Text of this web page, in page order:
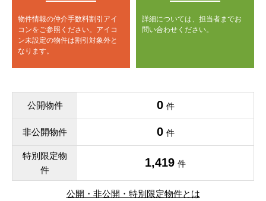
物件情報の仲介手数料割引アイ
コンをご参照ください。 アイコ
ン未設定の物件は割引対象外と
なります。
詳細については、担当者までお
問い合わせください。
公開物件 0 件
非公開物件 0 件
特別限定物
件
1,419 件
公開・非公開・特別限定物件とは